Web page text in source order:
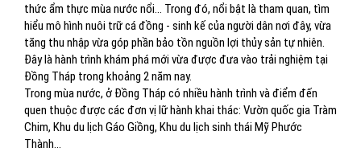
thức ẩm thực mùa nước nổi… Trong đó, nổi bật là tham quan, tìm
hiểu mô hình nuôi trữ cá đồng - sinh kế của người dân nơi đây, vừa
tăng thu nhập vừa góp phần bảo tồn nguồn lợi thủy sản tự nhiên.
Đây là hành trình khám phá mới vừa được đưa vào trải nghiệm tại
Đồng Tháp trong khoảng 2 năm nay.
Trong mùa nước, ở Đồng Tháp có nhiều hành trình và điểm đến
quen thuộc được các đơn vị lữ hành khai thác: Vườn quốc gia Tràm
Chim, Khu du lịch Gáo Giồng, Khu du lịch sinh thái Mỹ Phước
Thành…